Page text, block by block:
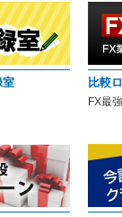
室 比較
FX最